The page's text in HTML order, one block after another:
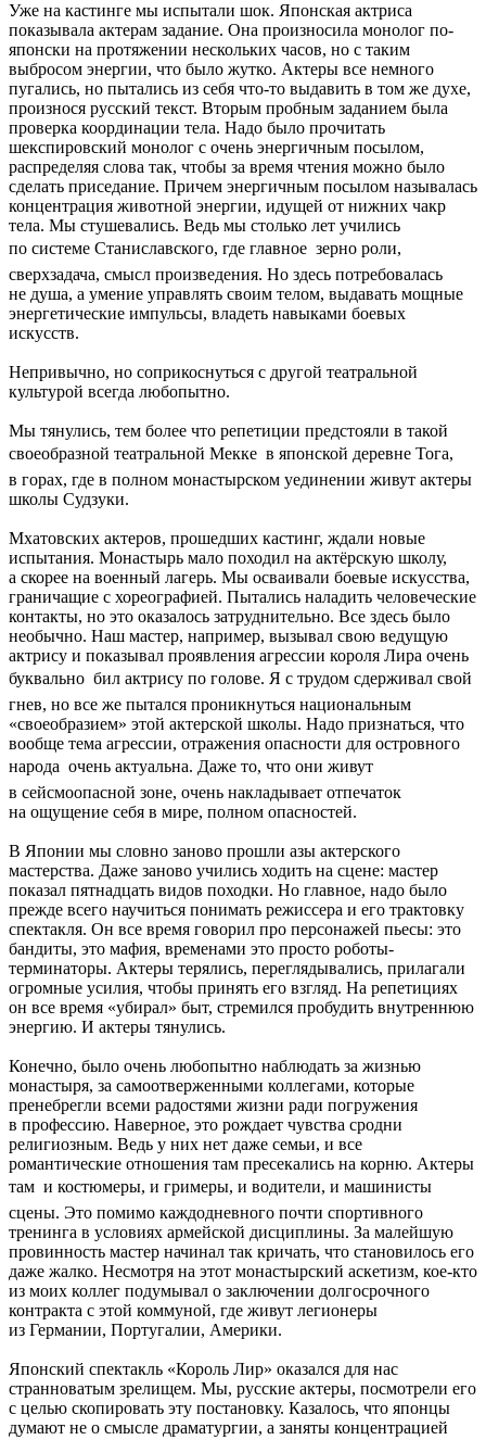
Уже на кастинге мы испытали шок. Японская актриса
показывала актерам задание. Она произносила монолог по-
японски на протяжении нескольких часов, но с таким
выбросом энергии, что было жутко. Актеры все немного
пугались, но пытались из себя что-то выдавить в том же духе,
произнося русский текст. Вторым пробным заданием была
проверка координации тела. Надо было прочитать
шекспировский монолог с очень энергичным посылом,
распределяя слова так, чтобы за время чтения можно было
сделать приседание. Причем энергичным посылом называлась
концентрация животной энергии, идущей от нижних чакр
тела. Мы стушевались. Ведь мы столько лет учились
по системе Станиславского, где главное  зерно роли,
сверхзадача, смысл произведения. Но здесь потребовалась
не душа, а умение управлять своим телом, выдавать мощные
энергетические импульсы, владеть навыками боевых
искусств.
Непривычно, но соприкоснуться с другой театральной
культурой всегда любопытно.
Мы тянулись, тем более что репетиции предстояли в такой
своеобразной театральной Мекке  в японской деревне Тога,
в горах, где в полном монастырском уединении живут актеры
школы Судзуки.
Мхатовских актеров, прошедших кастинг, ждали новые
испытания. Монастырь мало походил на актёрскую школу,
а скорее на военный лагерь. Мы осваивали боевые искусства,
граничащие с хореографией. Пытались наладить человеческие
контакты, но это оказалось затруднительно. Все здесь было
необычно. Наш мастер, например, вызывал свою ведущую
актрису и показывал проявления агрессии короля Лира очень
буквально  бил актрису по голове. Я с трудом сдерживал свой
гнев, но все же пытался проникнуться национальным
«своеобразием» этой актерской школы. Надо признаться, что
вообще тема агрессии, отражения опасности для островного
народа  очень актуальна. Даже то, что они живут
в сейсмоопасной зоне, очень накладывает отпечаток
на ощущение себя в мире, полном опасностей.
В Японии мы словно заново прошли азы актерского
мастерства. Даже заново учились ходить на сцене: мастер
показал пятнадцать видов походки. Но главное, надо было
прежде всего научиться понимать режиссера и его трактовку
спектакля. Он все время говорил про персонажей пьесы: это
бандиты, это мафия, временами это просто роботы-
терминаторы. Актеры терялись, переглядывались, прилагали
огромные усилия, чтобы принять его взгляд. На репетициях
он все время «убирал» быт, стремился пробудить внутреннюю
энергию. И актеры тянулись.
Конечно, было очень любопытно наблюдать за жизнью
монастыря, за самоотверженными коллегами, которые
пренебрегли всеми радостями жизни ради погружения
в профессию. Наверное, это рождает чувства сродни
религиозным. Ведь у них нет даже семьи, и все
романтические отношения там пресекались на корню. Актеры
там  и костюмеры, и гримеры, и водители, и машинисты
сцены. Это помимо каждодневного почти спортивного
тренинга в условиях армейской дисциплины. За малейшую
провинность мастер начинал так кричать, что становилось его
даже жалко. Несмотря на этот монастырский аскетизм, кое-кто
из моих коллег подумывал о заключении долгосрочного
контракта с этой коммуной, где живут легионеры
из Германии, Португалии, Америки.
Японский спектакль «Король Лир» оказался для нас
странноватым зрелищем. Мы, русские актеры, посмотрели его
с целью скопировать эту постановку. Казалось, что японцы
думают не о смысле драматургии, а заняты концентрацией